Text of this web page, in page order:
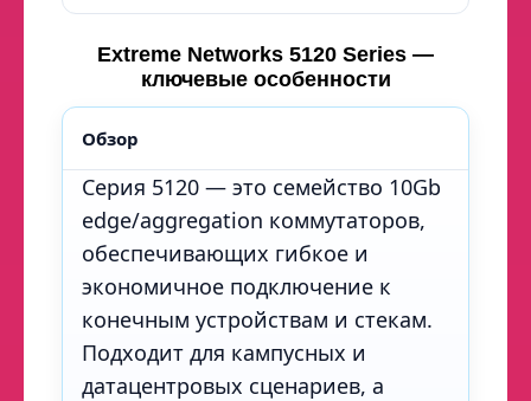
Extreme Networks 5120 Series —
ключевые особенности
Обзор
Серия 5120 — это семейство 10Gb
edge/aggregation коммутаторов,
обеспечивающих гибкое и
экономичное подключение к
конечным устройствам и стекам.
Подходит для кампусных и
датацентровых сценариев, а